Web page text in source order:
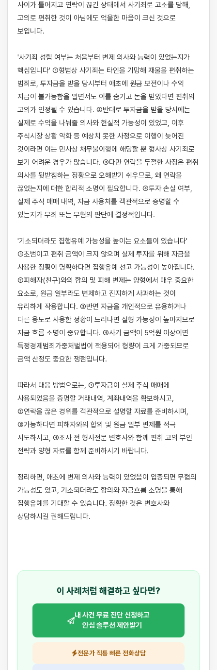
사이가 틀어지고 연락이 끊긴 상태에서 사기죄로 고소를 당해,
고의로 편취한 것이 아님에도 억울한 마음이 크신 것으로
보입니다.
'사기죄 성립 여부는 처음부터 변제 의사와 능력이 있었는지가
핵심입니다' ①형법상 사기죄는 타인을 기망해 재물을 편취하는
범죄로, 투자금을 받을 당시부터 애초에 원금 보전이나 수익
지급이 불가능함을 알면서도 이를 숨기고 돈을 받았다면 편취의
고의가 인정될 수 있습니다. ②반대로 투자금을 받을 당시에는
실제로 수익을 나눠줄 의사와 현실적 가능성이 있었고, 이후
주식시장 상황 악화 등 예상치 못한 사정으로 이행이 늦어진
것이라면 이는 민사상 채무불이행에 해당할 뿐 형사상 사기죄로
보기 어려운 경우가 많습니다. ③다만 연락을 두절한 사정은 편취
의사를 뒷받침하는 정황으로 오해받기 쉬우므로, 왜 연락을
끊었는지에 대한 합리적 소명이 필요합니다. ④투자 손실 여부,
실제 주식 매매 내역, 자금 사용처를 객관적으로 증명할 수
있는지가 무죄 또는 무혐의 판단에 결정적입니다.
'기소되더라도 집행유예 가능성을 높이는 요소들이 있습니다'
①초범이고 편취 금액이 크지 않으며 실제 투자를 위해 자금을
사용한 정황이 명확하다면 집행유예 선고 가능성이 높아집니다.
②피해자(친구)와의 합의 및 피해 변제는 양형에서 매우 중요한
요소로, 원금 일부라도 변제하고 진지하게 사과하는 것이
유리하게 작용합니다. ③반면 자금을 개인적으로 유용하거나
다른 용도로 사용한 정황이 드러나면 실형 가능성이 높아지므로
자금 흐름 소명이 중요합니다. ④사기 금액이 5억원 이상이면
특정경제범죄가중처벌법이 적용되어 형량이 크게 가중되므로
금액 산정도 중요한 쟁점입니다.
따라서 대응 방법으로는, ①투자금이 실제 주식 매매에
사용되었음을 증명할 거래내역, 계좌내역을 확보하시고,
②연락을 끊은 경위를 객관적으로 설명할 자료를 준비하시며,
③가능하다면 피해자와의 합의 및 원금 일부 변제를 적극
시도하시고, ④조사 전 형사전문 변호사와 함께 편취 고의 부인
전략과 양형 자료를 함께 준비하시기 바랍니다.
정리하면, 애초에 변제 의사와 능력이 있었음이 입증되면 무혐의
가능성도 있고, 기소되더라도 합의와 자금흐름 소명을 통해
집행유예를 기대할 수 있습니다. 정확한 것은 변호사와
상담하시길 권해드립니다.
이 사례처럼 해결하고 싶다면?
내 사건 무료 진단 신청하고
안심 솔루션 제안받기
전문가 직통 빠른 전화상담